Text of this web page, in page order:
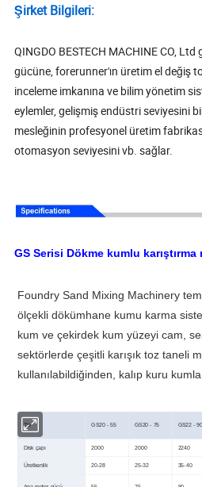
Şirket Bilgileri:
QINGDO BESTECH MACHINE CO,
gücüne, forerunner'ın üretim el değiş
inceleme imkanına ve bilim yönetim
eylemler, gelişmiş endüstri seviyesini
mesleğinin profesyonel üretim
otomasyon seviyesini vb. sağlar.
GS Serisi Dökme kumlu karıştırma
Foundry Sand Mixing Machinery
ölçekli dökümhane kumu karma
kum ve çekirdek kum yüzeyi cam,
sektörlerde çeşitli karışık toz taneli
kullanılabildiğinden, kalıp kuru kumla
Tip GS20 - 55 GS20 - 75 GS22 - 90
Disk çapı 2000 2000 2240
Üretkenlik 20-28 25-32 35-40